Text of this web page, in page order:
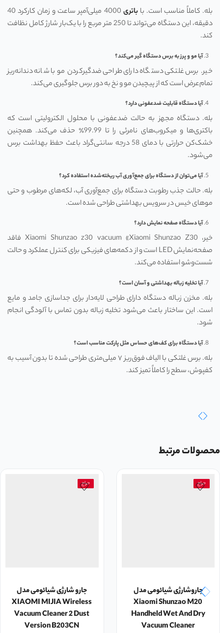
بله. کاملاً مناسب است. باباتری
4000 میلی‌آمپر ساعت و زمان کارکرد 40
دقیقه، این دستگاه می‌تواند تا 250 متر مربع را با یک‌بار شارژ کامل نظافت
کند.
آیا مو و پرز به برس دستگاه گیر می‌کند؟
خیر. برس غلتکی دستگاه دارای طراحی ضدگیرکردن مو با شانه دندانه‌ریز
تمام‌عرض است که از پیچیدن مو و نخ به دور برس جلوگیری می‌کند.
آیا دستگاه قابلیت ضدعفونی دارد؟
بله. دستگاه مجهز به حالت ضدعفونی با محلول الکترولیتی است که
باکتری‌ها و میکروب‌های نامرئی را تا 99.99٪ حذف می‌کند. همچنین
خشک‌کن حرارتی با دمای 58 درجه سانتی‌گراد باعث حفظ بهداشت برس
می‌شود.
آیا می‌توان از دستگاه برای جمع‌آوری آب ریخته‌شده استفاده کرد؟
بله. حالت جذب رطوبت دستگاه برای جمع‌آوری آب، لکه‌های مرطوب و حتی
موهای خیس در سرویس بهداشتی طراحی شده است.
آیا دستگاه صفحه نمایش دارد؟
خیر، Xiaomi Shunzao z30 vacuum «Xiaomi Shunzao Z30 فاقد
صفحه‌نمایش LED است و از دکمه‌های فیزیکی برای کنترل عملکرد و حالت
شست‌وشو استفاده می‌کند.
آیا تخلیه زباله بهداشتی و آسان است؟
بله. مخزن زباله دستگاه دارای طراحی لایه‌دار برای جداسازی جامد و مایع
است. این ساختار باعث می‌شود تخلیه زباله بدون تماس با آلودگی انجام
شود.
آیا دستگاه برای کف‌های حساس مثل پارکت مناسب است؟
بله. برس غلتکی با الیاف فوق‌ریز ۷ میلی‌متری طراحی شده تا بدون آسیب به
کفپوش، سطح را کاملاً تمیز کند.
محصولات مرتبط
حراج
جاروشارژی شیائومی مدل
Xiaomi Shunzao M20
Handheld Wet And Dry
Vacuum Cleaner
حراج
جارو شارژی شیائومی مدل
XIAOMI MIJIA Wireless
Vacuum Cleaner 2 Dust
Version B203CN